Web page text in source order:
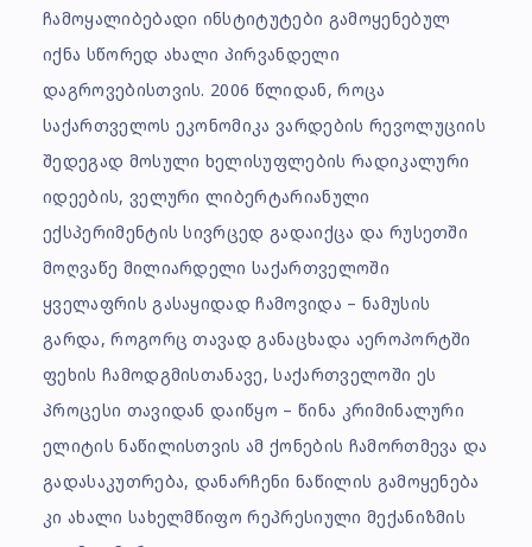
ჩამოყალიბებადი ინსტიტუტები გამოყენებულ
იქნა სწორედ ახალი პირვანდელი
დაგროვებისთვის. 2006 წლიდან, როცა
საქართველოს ეკონომიკა ვარდების რევოლუციის
შედეგად მოსული ხელისუფლების რადიკალური
იდეების, ველური ლიბერტარიანული
ექსპერიმენტის სივრცედ გადაიქცა და რუსეთში
მოღვაწე მილიარდელი საქართველოში
ყველაფრის გასაყიდად ჩამოვიდა – ნამუსის
გარდა, როგორც თავად განაცხადა აეროპორტში
ფეხის ჩამოდგმისთანავე, საქართველოში ეს
პროცესი თავიდან დაიწყო – წინა კრიმინალური
ელიტის ნაწილისთვის ამ ქონების ჩამორთმევა და
გადასაკუთრება, დანარჩენი ნაწილის გამოყენება
კი ახალი სახელმწიფო რეპრესიული მექანიზმის